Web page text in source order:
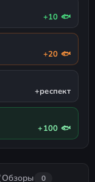
+10 🐟
+20 🐟
+респект
+100 🐟
Обзоры 0